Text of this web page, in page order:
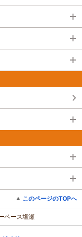
このページのTOPへ
ベース塩瀬